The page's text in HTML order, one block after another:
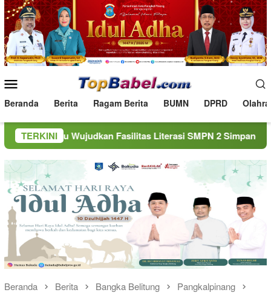
Loncat
ke
konten
Mobile
Beranda Berita Ragam Berita BUMN DPRD
TERKINI
Wujudkan Fasilitas Literasi SMPN 2 Simpang Katis
Beranda Berita Bangka Belitung Pangkalpinang